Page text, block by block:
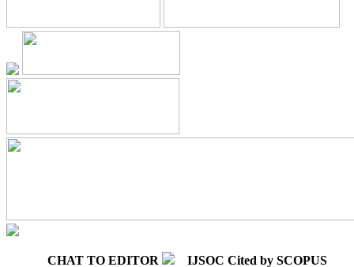
CHAT TO EDITOR
IJSOC Cited by SCOPUS